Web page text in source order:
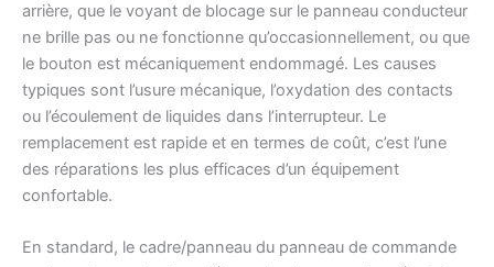
arrière, que le voyant de blocage sur le panneau conducteur
ne brille pas ou ne fonctionne qu’occasionnellement, ou que
le bouton est mécaniquement endommagé. Les causes
typiques sont l’usure mécanique, l’oxydation des contacts
ou l’écoulement de liquides dans l’interrupteur. Le
remplacement est rapide et en termes de coût, c’est l’une
des réparations les plus efficaces d’un équipement
confortable.
En standard, le cadre/panneau du panneau de commande